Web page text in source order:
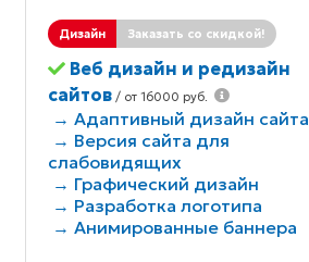
Дизайн Заказать со скидкой!
Веб дизайн и редизайн
сайтов / от 16000 руб.
→ Адаптивный дизайн сайта
→ Версия сайта для
слабовидящих
→ Графический дизайн
→ Разработка логотипа
→ Анимированные баннера